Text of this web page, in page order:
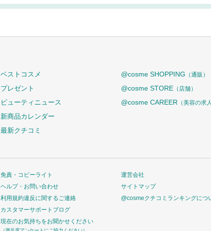
ベストコスメ
プレゼント
ビューティニュース
新商品カレンダー
最新クチコミ
@cosme SHOPPING （通販）
@cosme STORE （店舗）
@cosme CAREER （美容の求
免責・コピーライト
ヘルプ・お問い合わせ
利用規約違反に関するご連絡
カスタマーサポートブログ
現在のお気持ちをお聞かせください
運営会社
サイトマップ
@cosmeクチコミランキングにつ